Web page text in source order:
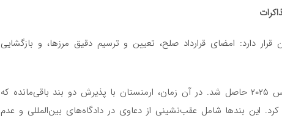
دارد: امضای قرارداد صلح، تعیین و ترسیم دقیق مرزها، و بازگشایی
در زمینه قرارداد صلح، پیشرفت اصلی در مارس ۲۰۲۵ حاصل شد. در آن زمان، ارمنستان با پذیرش دو بند باقی‌مانده که
این بندها شامل عقب‌نشینی از دعاوی در دادگاه‌های بین‌المللی و عدم